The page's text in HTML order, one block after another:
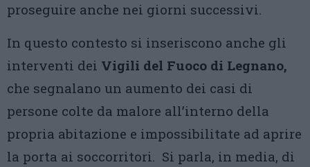
proseguire anche nei giorni successivi.
In questo contesto si inseriscono anche gli
interventi dei Vigili del Fuoco di Legnano,
che segnalano un aumento dei casi di
persone colte da malore all’interno della
propria abitazione e impossibilitate ad aprire
la porta ai soccorritori. Si parla, in media, di